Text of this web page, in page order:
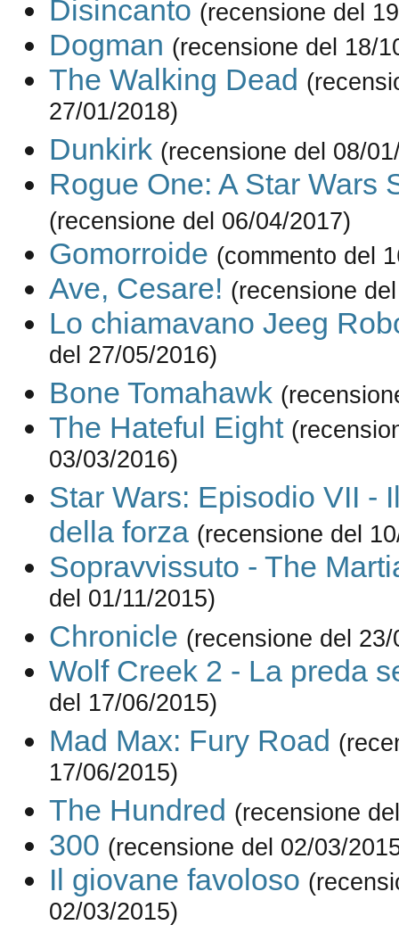
Disincanto (recensione del
Dogman (recensione del 18/
The Walking Dead
27/01/2018)
Dunkirk (recensione del 08/
Rogue One: A Star Wars
(recensione del 06/04/2017)
Gomorroide (commento del
Ave, Cesare! (recensione
Lo chiamavano Jeeg
del 27/05/2016)
Bone Tomahawk
The Hateful Eight
03/03/2016)
Star Wars: Episodio VII -
della forza (recensione del
Sopravvissuto - The
del 01/11/2015)
Chronicle (recensione del
Wolf Creek 2 - La preda
del 17/06/2015)
Mad Max: Fury Road
17/06/2015)
The Hundred (recensione
300 (recensione del 02/03/
Il giovane favoloso
02/03/2015)